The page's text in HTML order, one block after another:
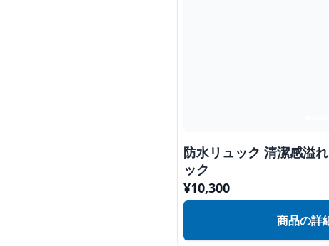
防水リュック 清潔感溢
ック
¥10,300
商品の詳